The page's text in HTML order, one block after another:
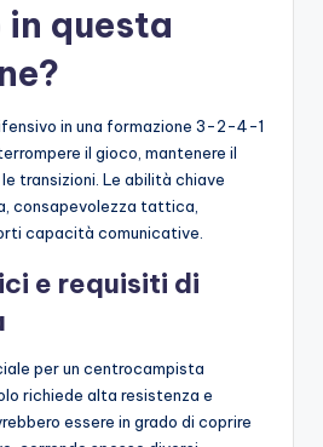
questa
in una formazione 3-2-4-1
il gioco, mantenere il
transizioni. Le abilità chiave
consapevolezza tattica,
capacità comunicative.
e requisiti di
per un centrocampista
richiede alta resistenza e
essere in grado di coprire